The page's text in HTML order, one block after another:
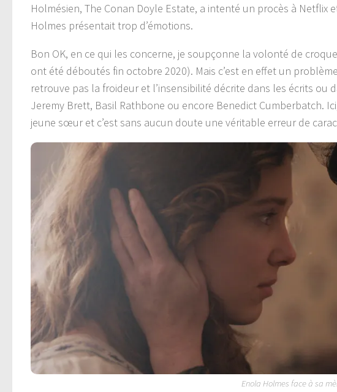
Holmésien, The Conan Doyle Estate, a intenté un procès à
Holmes présentait trop d’émotions.
Bon OK, en ce qui les concerne, je soupçonne la volonté de
ont été déboutés fin octobre 2020). Mais c’est en effet un
retrouve pas la froideur et l’insensibilité décrite dans les écrits
Jeremy Brett, Basil Rathbone ou encore Benedict Cumberbatch.
jeune sœur et c’est sans aucun doute une véritable erreur de
Enola Holmes face à sa